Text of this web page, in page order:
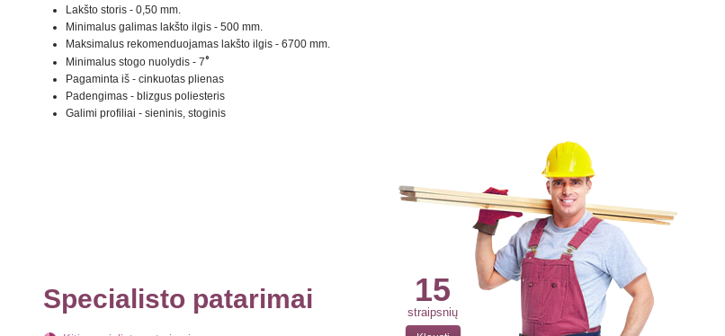
Lakšto storis - 0,50 mm.
Minimalus galimas lakšto ilgis - 500 mm.
Maksimalus rekomenduojamas lakšto ilgis - 6700 mm.
Minimalus stogo nuolydis - 7°
Pagaminta iš - cinkuotas plienas
Padengimas - blizgus poliesteris
Galimi profiliai - sieninis, stoginis
Specialisto patarimai 15
straipsnių